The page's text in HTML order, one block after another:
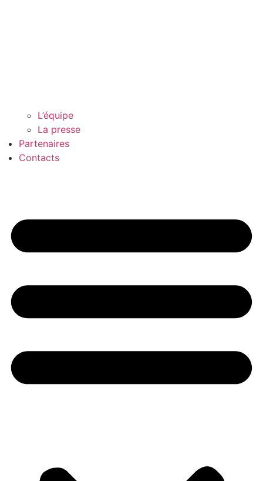
L’équipe
La presse
Partenaires
Contacts